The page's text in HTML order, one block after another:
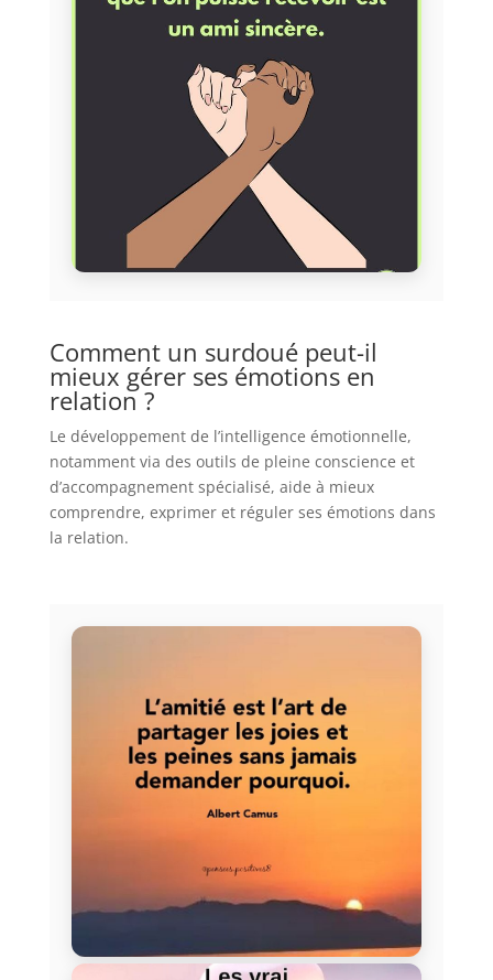
Comment un surdoué peut-il
mieux gérer ses émotions en
relation ?
Le développement de l’intelligence émotionnelle,
notamment via des outils de pleine conscience et
d’accompagnement spécialisé, aide à mieux
comprendre, exprimer et réguler ses émotions dans
la relation.